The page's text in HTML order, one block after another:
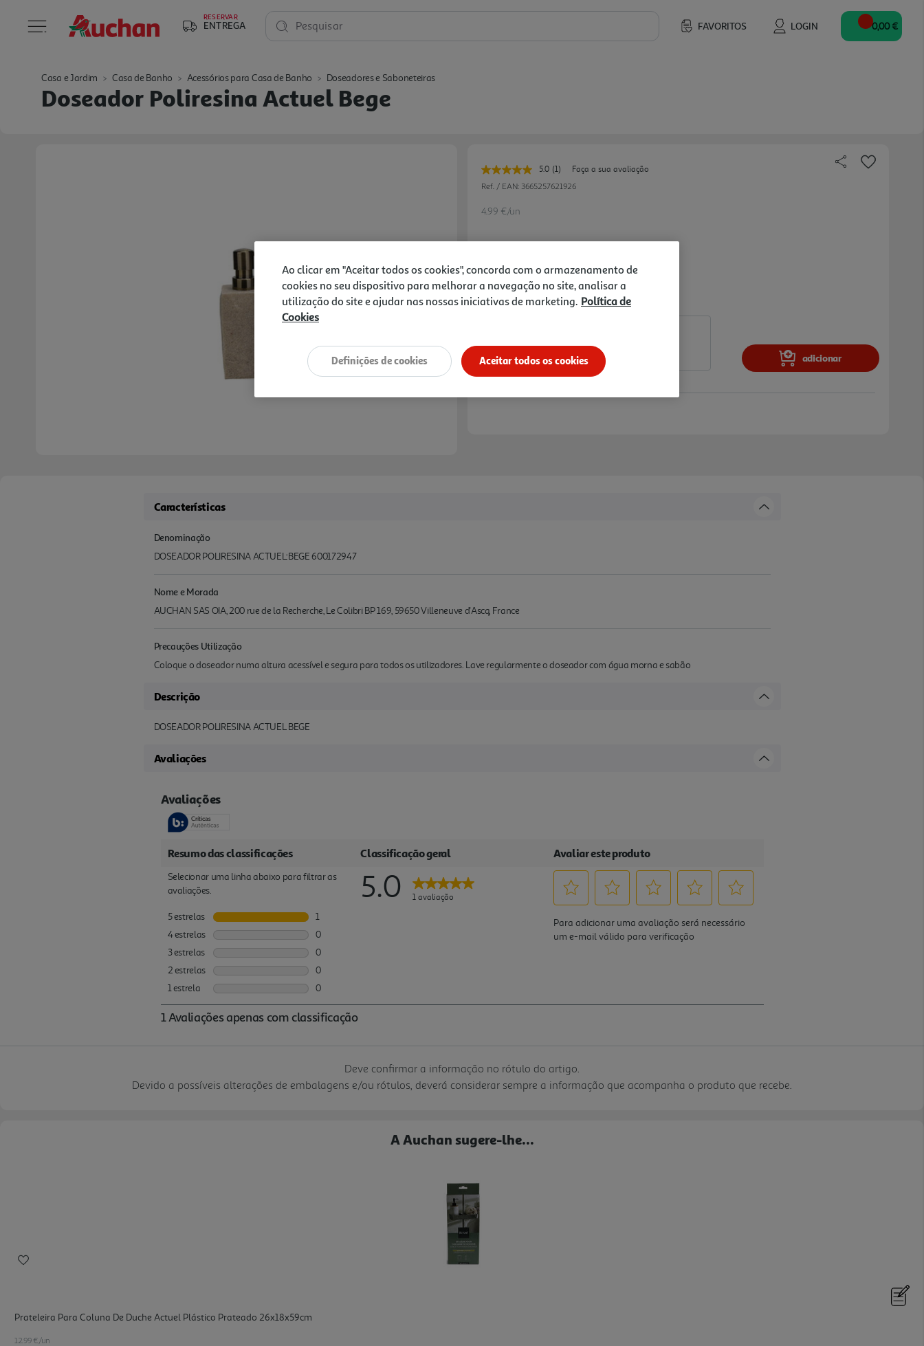
RESERVAR
ENTREGA FAVORITOS LOGIN
Pesquisar 0,00 €
Casa e Jardim Casa de Banho Acessórios para Casa de Banho Doseadores e Saboneteiras
Doseador Poliresina Actuel Bege
5.0 Leu
uma
mesma
(1)
Faça a sua avaliação
Ref. / EAN: 3665257621926
4.99 €/un
4,99 €
Notas de preparação
adicionar
Características
Denominação
DOSEADOR POLIRESINA ACTUEL:BEGE 600172947
Nome e Morada
AUCHAN SAS OIA, 200 rue de la Recherche, Le Colibri BP 169, 59650 Villeneuve d'Ascq, France
Precauções Utilização
Coloque o doseador numa altura acessível e segura para todos os utilizadores. Lave regularmente o doseador com água morna e sabão
Descrição
DOSEADOR POLIRESINA ACTUEL BEGE
Avaliações
Deve confirmar a informação no rótulo do artigo.
Devido a possíveis alterações de embalagens e/ou rótulos, deverá considerar sempre a informação que acompanha o produto que recebe.
A Auchan sugere-lhe...
Prateleira Para Coluna De Duche Actuel Plástico Prateado 26x18x59cm
12.99 €/un
Ao clicar em "Aceitar todos os cookies", concorda com o armazenamento de
cookies no seu dispositivo para melhorar a navegação no site, analisar a
utilização do site e ajudar nas nossas iniciativas de marketing. Política de
Cookies
Aceitar todos os cookies
Definições de cookies